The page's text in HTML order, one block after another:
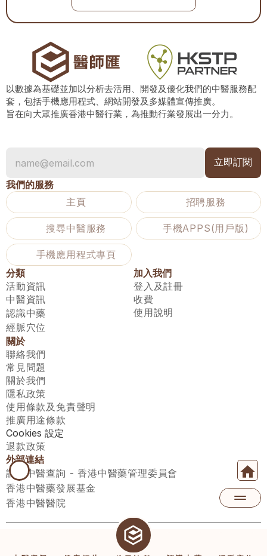
以數據為基礎並加以分析去活用、開發及優化我們的中醫服務配
套，包括手機應用程式、網站開發及多媒體宣傳推廣。
旨在向大眾推廣香港中醫行業，為推動行業發展出一分力。
我們的服務
主頁
招聘服務
搜尋中醫服務 手機APPS(用戶版)
手機應用程式專頁
分類
活動資訊
中醫資訊
認識中藥
經脈穴位
加入我們
登入及註冊
收費
使用說明
關於
聯絡我們
常見問題
關於我們
隱私政策
使用條款及免責聲明
推廣用途條款
Cookies 設定
退款政策
外部連結
註冊中醫查詢 - 香港中醫藥管理委員會
香港中醫藥發展基金
香港中醫醫院
醫師匯有限公司 ECWAY LIMITED Copyright 2026© All rights
reserved. 台灣地區：統一編號：00531876 稅籍編號：A100320069